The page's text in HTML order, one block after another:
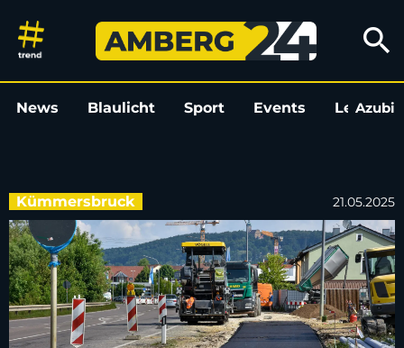
Teil des Geh- und Radwegs
search
News Blaulicht Sport Events LeoAzubi
Kümmersbruck 21.05.2025